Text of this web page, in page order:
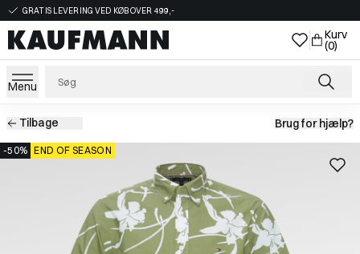
GRATIS LEVERING VED KØB OVER 499,-
Kurv
(0)
Menu
Tilbage Brug for hjælp?
-50% END OF SEASON